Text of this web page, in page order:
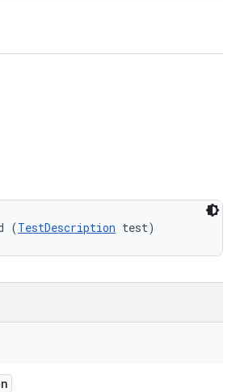
(TestDescription test)